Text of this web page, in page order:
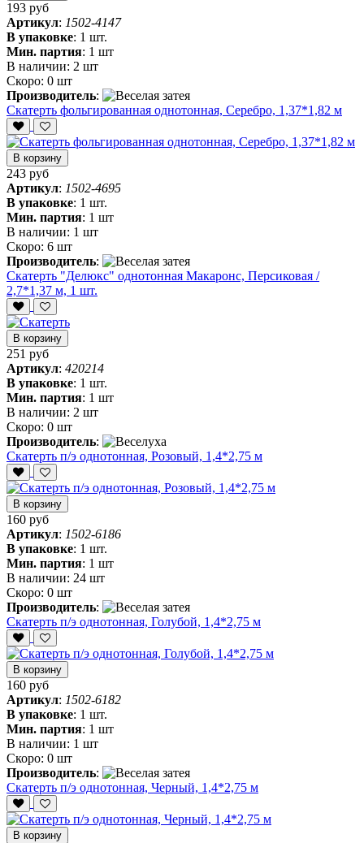
193 руб
Артикул: 1502-4147
В упаковке: 1 шт.
Мин. партия: 1 шт
В наличии: 2 шт
Скоро: 0 шт
Производитель:
Скатерть фольгированная однотонная, Серебро, 1,37*1,82 м
В корзину
243 руб
Артикул: 1502-4695
В упаковке: 1 шт.
Мин. партия: 1 шт
В наличии: 1 шт
Скоро: 6 шт
Производитель:
Скатерть "Делюкс" однотонная Макаронс, Персиковая /
2,7*1,37 м, 1 шт.
В корзину
251 руб
Артикул: 420214
В упаковке: 1 шт.
Мин. партия: 1 шт
В наличии: 2 шт
Скоро: 0 шт
Производитель:
Скатерть п/э однотонная, Розовый, 1,4*2,75 м
В корзину
160 руб
Артикул: 1502-6186
В упаковке: 1 шт.
Мин. партия: 1 шт
В наличии: 24 шт
Скоро: 0 шт
Производитель:
Скатерть п/э однотонная, Голубой, 1,4*2,75 м
В корзину
160 руб
Артикул: 1502-6182
В упаковке: 1 шт.
Мин. партия: 1 шт
В наличии: 1 шт
Скоро: 0 шт
Производитель:
Скатерть п/э однотонная, Черный, 1,4*2,75 м
В корзину